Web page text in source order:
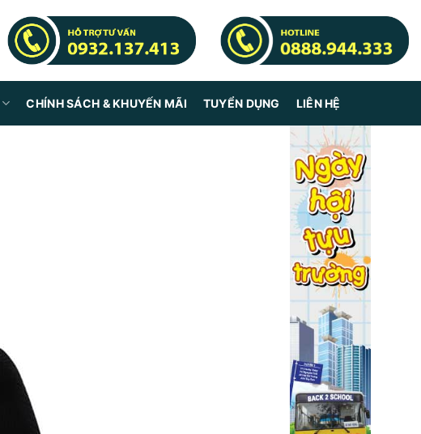
CHÍNH SÁCH & KHUYẾN MÃI TUYỂN DỤNG LIÊN HỆ